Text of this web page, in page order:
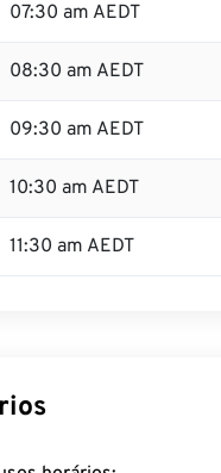
07:30 am AEDT
08:30 am AEDT
09:30 am AEDT
10:30 am AEDT
11:30 am AEDT